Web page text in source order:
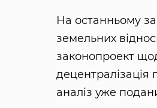
На останньому
земельних
законопроект
аналіз уже